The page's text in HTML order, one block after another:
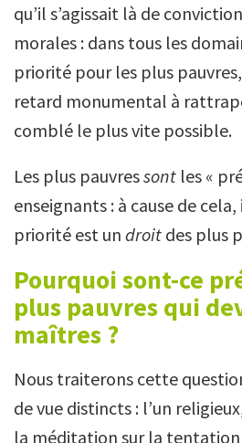
qu’il s’agissait là de
morales : dans tous les
priorité pour les plus
retard monumental à
comblé le plus vite possible.
Les plus pauvressont les «
enseignants : à cause de cela,
priorité est un droit des plus
Pourquoi sont-ce
plus pauvres qui
maîtres ?
Nous traiterons cette
de vue distincts : l’un
la méditation sur la